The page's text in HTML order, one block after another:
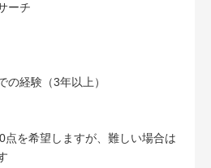
ーチ
の経験（3年以上）
点を希望しますが、難しい場合は